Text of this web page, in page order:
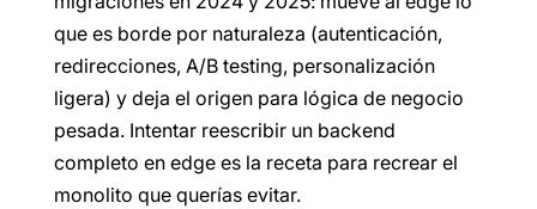
que es borde por naturaleza (autenticación,
redirecciones, A/B testing, personalización
ligera) y deja el origen para lógica de negocio
pesada. Intentar reescribir un backend
completo en edge es la receta para recrear el
monolito que querías evitar.